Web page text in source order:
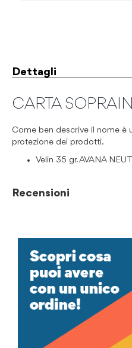
Dettagli
CARTA
Come ben descrive il nome è
protezione dei prodotti.
Velin 35 gr. AVANA
Recensioni